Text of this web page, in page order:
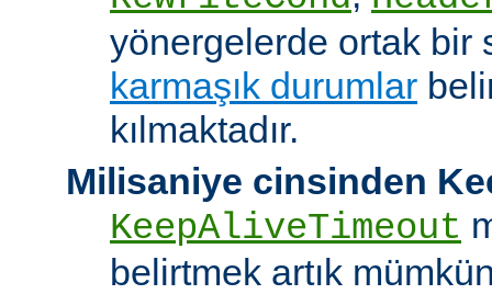
yönergelerde ortak bir
karmaşık durumlar
kılmaktadır.
Milisaniye cinsinden
KeepAliveTimeout
belirtmek artık